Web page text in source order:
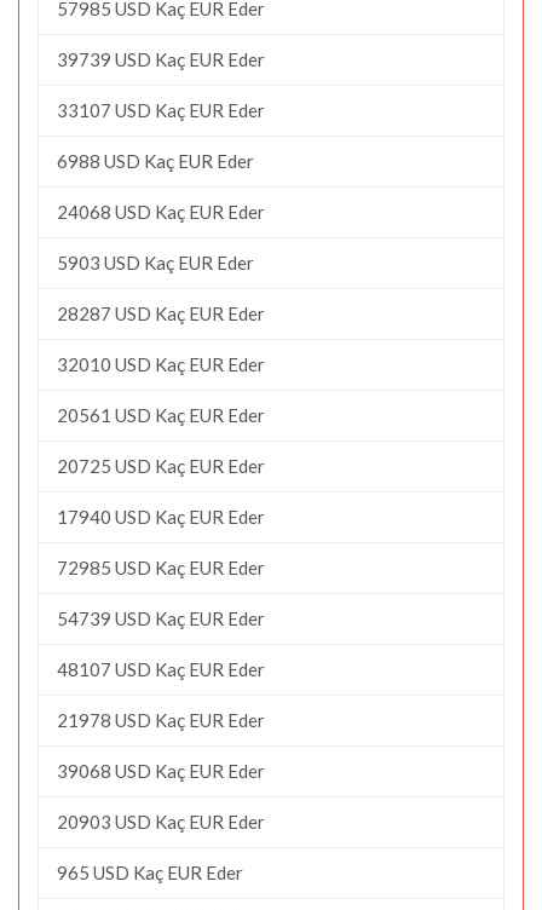
57985 USD Kaç EUR Eder
39739 USD Kaç EUR Eder
33107 USD Kaç EUR Eder
6988 USD Kaç EUR Eder
24068 USD Kaç EUR Eder
5903 USD Kaç EUR Eder
28287 USD Kaç EUR Eder
32010 USD Kaç EUR Eder
20561 USD Kaç EUR Eder
20725 USD Kaç EUR Eder
17940 USD Kaç EUR Eder
72985 USD Kaç EUR Eder
54739 USD Kaç EUR Eder
48107 USD Kaç EUR Eder
21978 USD Kaç EUR Eder
39068 USD Kaç EUR Eder
20903 USD Kaç EUR Eder
965 USD Kaç EUR Eder